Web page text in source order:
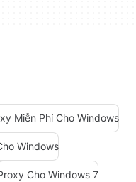
Miễn Phí Cho Windows
Windows
Cho Windows 7